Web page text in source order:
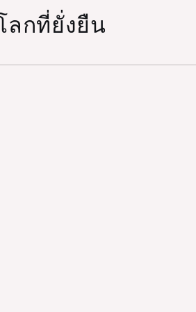
ลกที่ยั่งยืน